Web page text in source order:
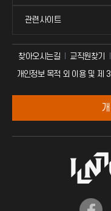
관련사이트
찾아오시는길 교직원찾기
개인정보 목적 외 이용 및 제